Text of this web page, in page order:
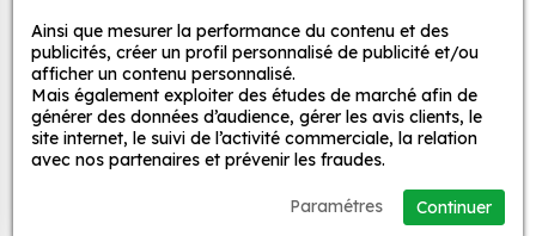
Stickers Table sont l’accessoire qu’il vous faut !
Nous proposons une large variété de designs, allant
des motifs simple et modernes aux illustrations
vibrantes et colorées. Vous trouverez certainement
Inscrivez-vous pour recevoir nos
offres promotionnelles et nouveautés
!
Ainsi que mesurer la performance du contenu et des
publicités, créer un profil personnalisé de publicité et/ou
afficher un contenu personnalisé.
Mais également exploiter des études de marché afin de
générer des données d’audience, gérer les avis clients, le
site internet, le suivi de l’activité commerciale, la relation
avec nos partenaires et prévenir les fraudes.
Continuer
Paramétres